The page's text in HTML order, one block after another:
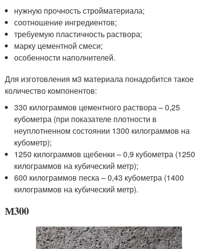
нужную прочность стройматериала;
соотношение ингредиентов;
требуемую пластичность раствора;
марку цементной смеси;
особенности наполнителей.
Для изготовления м3 материала понадобится такое
количество компонентов:
330 килограммов цементного раствора – 0,25
кубометра (при показателе плотности в
неуплотненном состоянии 1300 килограммов на
кубометр);
1250 килограммов щебенки – 0,9 кубометра (1250
килограммов на кубический метр);
600 килограммов песка – 0,43 кубометра (1400
килограммов на кубический метр).
М300